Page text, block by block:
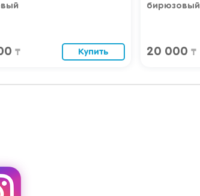
₸ Купить
бирюзовый
20 000 ₸